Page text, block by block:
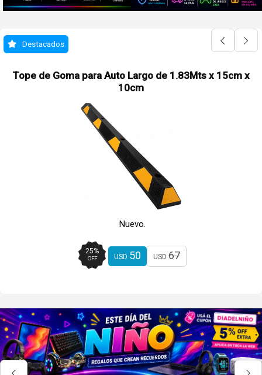
Destacados
Tope de Goma para Auto Largo de 1.83Mts x 15cm x
10cm
Nuevo.
25%
OFF USD 50 USD67